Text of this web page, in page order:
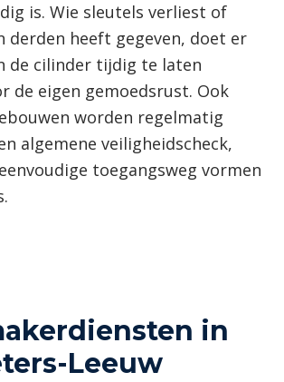
is. Wie sleutels verliest of
derden heeft gegeven, doet er
de cilinder tijdig te laten
de eigen gemoedsrust. Ook
worden regelmatig
algemene veiligheidscheck,
toegangsweg vormen
in
Leeuw